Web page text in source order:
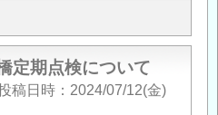
定期点検について
稿日時
2024/07/12(金)